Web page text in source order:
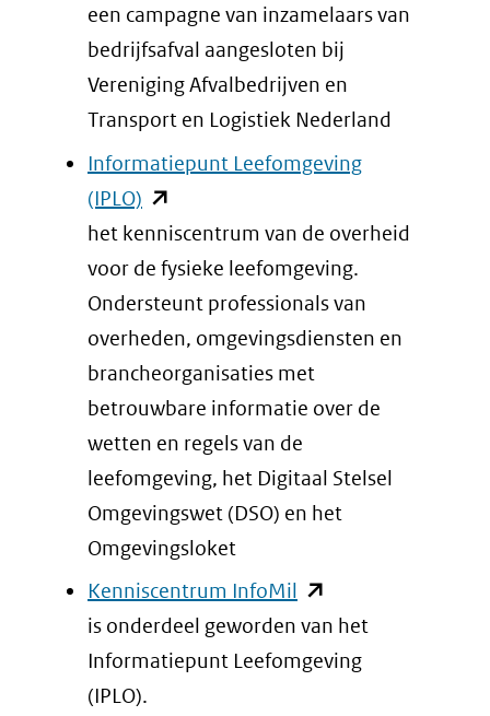
in
nieuw
venster)
(verwijst
naar
andere
website)
een campagne van inzamelaars van
bedrijfsafval aangesloten bij
Vereniging Afvalbedrijven en
Transport en Logistiek Nederland
Informatiepunt Leefomgeving
(IPLO) (opent
in
nieuw
venster)
(verwijst
naar
een
andere
website)
het kenniscentrum van de overheid
voor de fysieke leefomgeving.
Ondersteunt professionals van
overheden, omgevingsdiensten en
brancheorganisaties met
betrouwbare informatie over de
wetten en regels van de
leefomgeving, het Digitaal Stelsel
Omgevingswet (DSO) en het
Omgevingsloket
Kenniscentrum InfoMil (opent
in
nieuw
is onderdeel geworden van het
Informatiepunt Leefomgeving
(IPLO).